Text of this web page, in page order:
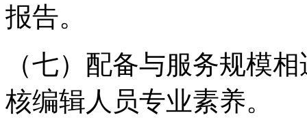
报告。
（七）配备与服务规模
核编辑人员专业素养。